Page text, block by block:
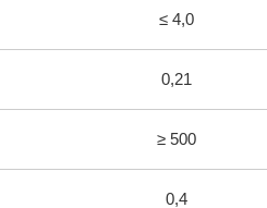
≤ 4,0
0,21
≥ 500
0,4